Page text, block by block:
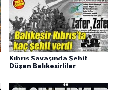
Kıbrıs Savaşında Şehit
Düşen Balıkesirliler